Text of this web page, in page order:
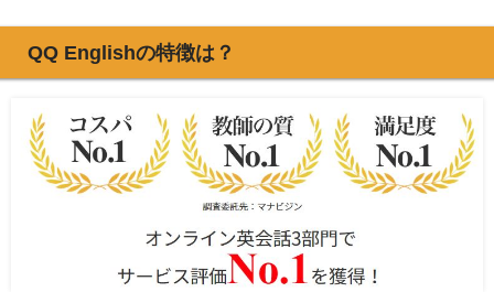
QQ Englishの特徴は？